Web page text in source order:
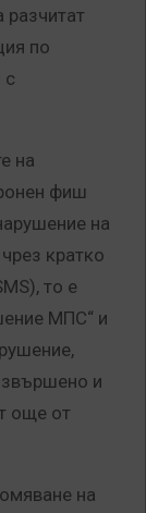
разчитат
по
с
на
фиш
на
кратко
то е
МПС“ и
и
още от
на